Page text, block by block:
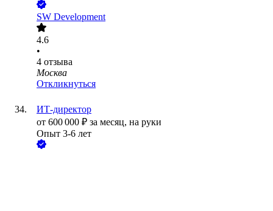
SW Development
4.6
•
4 отзыва
Москва
Откликнуться
ИТ‑директор
от 600 000 ₽ за месяц, на руки
Опыт 3-6 лет